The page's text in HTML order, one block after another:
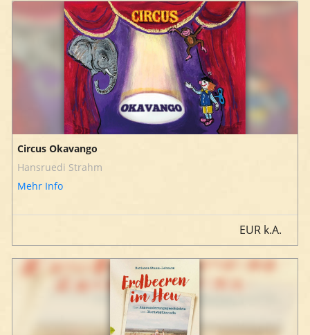
Circus Okavango
Hansruedi Strahm
Mehr Info
EUR k.A.